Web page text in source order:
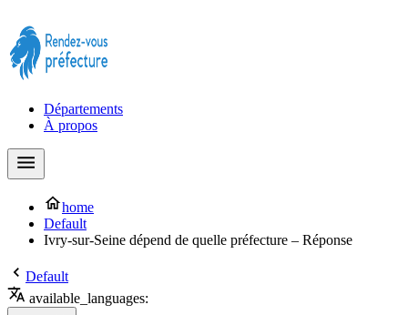
Départements
À propos
home
Default
Ivry-sur-Seine dépend de quelle préfecture – Réponse
Default
available_languages: